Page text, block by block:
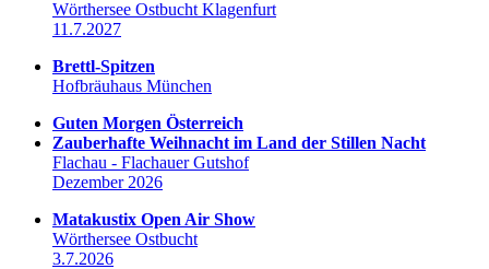
Wörthersee Ostbucht Klagenfurt
11.7.2027
Brettl-Spitzen
Hofbräuhaus München
Guten Morgen Österreich
Zauberhafte Weihnacht im Land der Stillen Nacht
Flachau - Flachauer Gutshof
Dezember 2026
Matakustix Open Air Show
Wörthersee Ostbucht
3.7.2026